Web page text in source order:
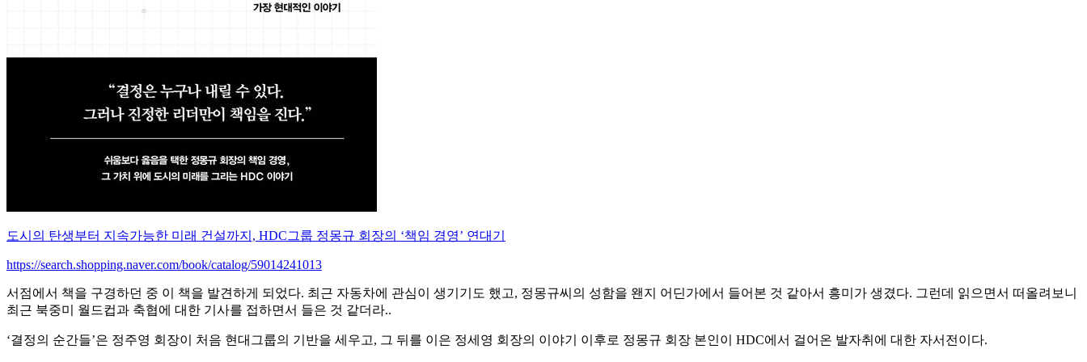
도시의 탄생부터 지속가능한 미래 건설까지, HDC그룹 정몽규 회장의 ‘책임 경영’ 연대기
https://search.shopping.naver.com/book/catalog/59014241013
서점에서 책을 구경하던 중 이 책을 발견하게 되었다. 최근 자동차에 관심이 생기기도 했고, 정몽규씨의 성함을 왠지 어딘가에서 들어본 것 같아서 흥미가 생겼다. 그런데 읽으면서 떠올려보니
최근 북중미 월드컵과 축협에 대한 기사를 접하면서 들은 것 같더라..
‘결정의 순간들’은 정주영 회장이 처음 현대그룹의 기반을 세우고, 그 뒤를 이은 정세영 회장의 이야기 이후로 정몽규 회장 본인이 HDC에서 걸어온 발자취에 대한 자서전이다.